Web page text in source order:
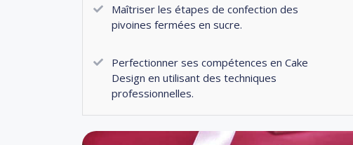
Maîtriser les étapes de confection des
pivoines fermées en sucre.
Perfectionner ses compétences en Cake
Design en utilisant des techniques
professionnelles.